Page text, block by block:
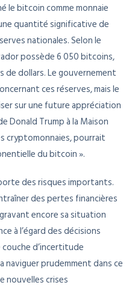
le bitcoin comme monnaie
quantité significative de
nationales. Selon le
possède 6 050 bitcoins,
de dollars. Le gouvernement
ces réserves, mais le
sur une future appréciation
Donald Trump à la Maison
cryptomonnaies, pourrait
du bitcoin ».
des risques importants.
des pertes financières
encore sa situation
à l’égard des décisions
d’incertitude
naviguer prudemment dans ce
nouvelles crises